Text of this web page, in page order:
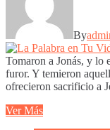
By
Tomaron a Jonás, y lo
furor. Y temieron
ofrecieron sacrificio a
Ver Más